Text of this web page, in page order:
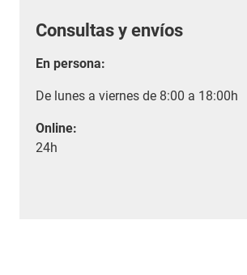
Consultas y envíos
En persona:
De lunes a viernes de 8:00 a 18:00h
Online:
24h